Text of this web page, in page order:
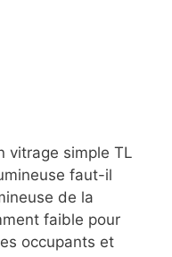
vitrage simple TL
faut-il
de la
faible pour
occupants et